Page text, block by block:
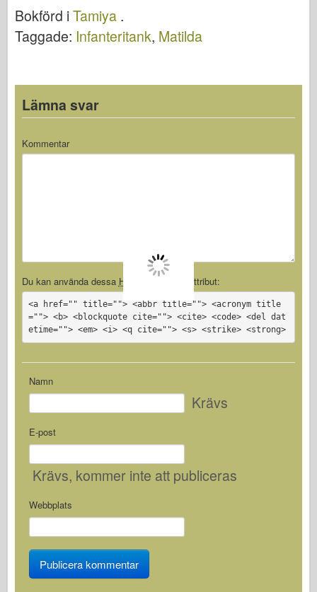
Bokförd iTamiya .
Taggade: Infanteritank, Matilda
Lämna svar
Kommentar
Du kan använda dessa Html Taggar och attribut:
<a href="" title=""> <abbr title=""> <acronym title
=""> <b> <blockquote cite=""> <cite> <code> <del dat
etime=""> <em> <i> <q cite=""> <s> <strike> <strong>
Namn
Krävs
E-post
Krävs, kommer inte att publiceras
Webbplats